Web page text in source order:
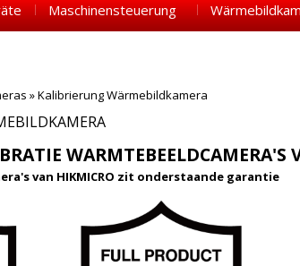
Maschinensteuerung
»Kalibrierung Wärmebildkamera
van HIKMICRO zit onderstaande garantie